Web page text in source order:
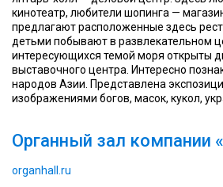
кинотеатр, любители шопинга —
предлагают расположенные здесь
детьми побывают в развлекательном
интересующихся темой моря открыты
выставочного центра. Интересно
народов Азии. Представлена
изображениями богов, масок, кукол,
Органный зал компании
organhall.ru